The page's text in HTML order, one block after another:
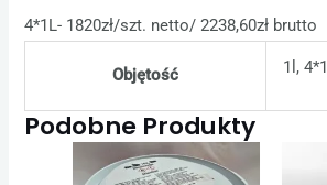
4*1L- 1820zł/szt. netto/ 2238,60zł brutto
Objętość 1l, 4*1l
Podobne Produkty